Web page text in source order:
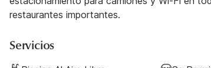
restaurantes importantes.
Servicios